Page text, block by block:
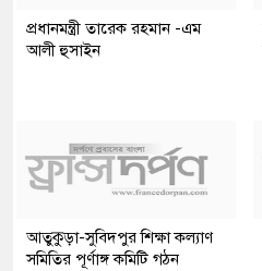
প্রধানমন্ত্রী তারেক রহমান -এম
আলী হুসাইন
আতুকুড়া-সুবিদপুর শিক্ষা কল্যাণ
সমিতির পূর্ণাঙ্গ কমিটি গঠন